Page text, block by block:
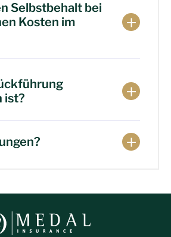
Selbstbehalt bei
Kosten im
ist?